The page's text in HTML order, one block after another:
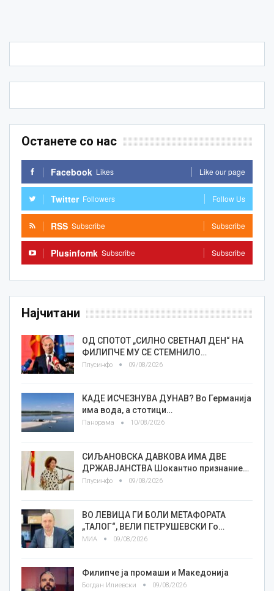
Останете со нас
Facebook Likes Like our page
Twitter Followers Follow Us
RSS Subscribe Subscribe
Plusinfomk Subscribe Subscribe
Најчитани
ОД СПОТОТ „СИЛНО СВЕТНАЛ ДЕН“ НА
ФИЛИПЧЕ МУ СЕ СТЕМНИЛО…
Плусинфо 09/08/2026
КАДЕ ИСЧЕЗНУВА ДУНАВ? Во Германија
има вода, а стотици…
Панорама 10/08/2026
СИЉАНОВСКА ДАВКОВА ИМА ДВЕ
ДРЖАВЈАНСТВА Шокантно признание…
Плусинфо 09/08/2026
ВО ЛЕВИЦА ГИ БОЛИ МЕТАФОРАТА
„ТАЛОГ“, ВЕЛИ ПЕТРУШЕВСКИ Го…
МИА 09/08/2026
Филипче ја промаши и Македонија
Богдан Илиевски 09/08/2026